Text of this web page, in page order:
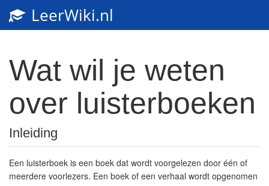
LeerWiki.nl
Wat wil je weten
over luisterboeken
Inleiding
Een luisterboek is een boek dat wordt voorgelezen door één of
meerdere voorlezers. Een boek of een verhaal wordt opgenomen